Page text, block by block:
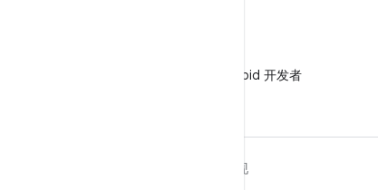
在微信中关注 Android 开发者
发现